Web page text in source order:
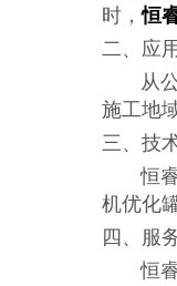
时，恒
二、应
从公
施工地
三、技
恒睿
机优化
四、服
恒睿